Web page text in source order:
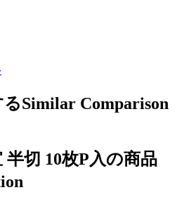
Similar Comparison
半切 10枚P入の商品